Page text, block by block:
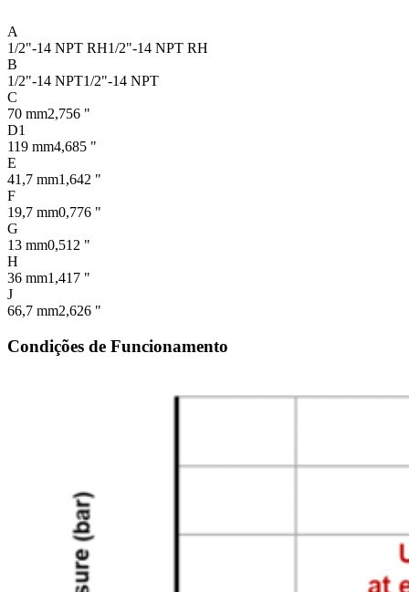
A
1/2"-14 NPT RH1/2"-14 NPT RH
B
1/2"-14 NPT1/2"-14 NPT
C
70 mm2,756 "
D1
119 mm4,685 "
E
41,7 mm1,642 "
F
19,7 mm0,776 "
G
13 mm0,512 "
H
36 mm1,417 "
J
66,7 mm2,626 "
Condições de Funcionamento